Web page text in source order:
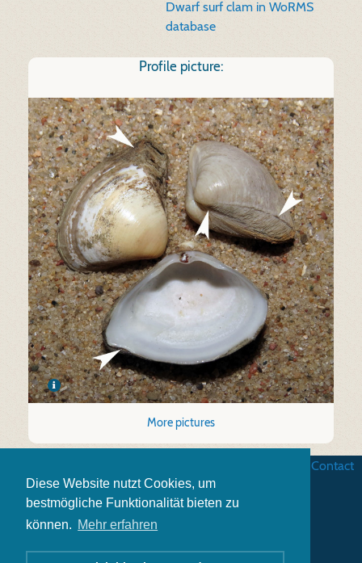
Diese Website nutzt Cookies, um
bestmögliche Funktionalität bieten zu
können. Mehr erfahren
Dwarf surf clam in WoRMS
database
Profile picture:
More pictures
Contact